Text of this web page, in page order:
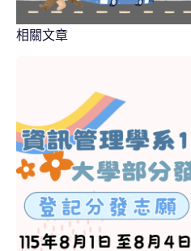
相關文章